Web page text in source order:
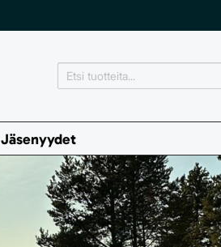
Jäsenyydet